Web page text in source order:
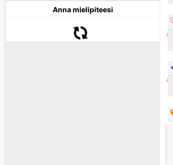
Anna mielipiteesi